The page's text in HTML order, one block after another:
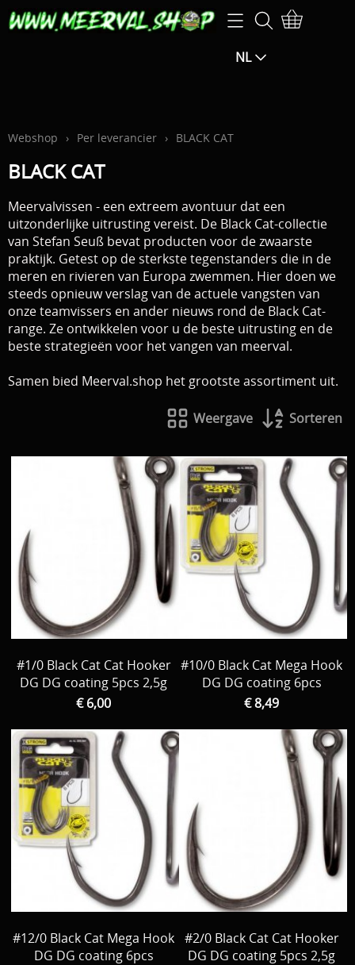
Home
aangegeven prijs (de korting wordt berekend in het
winkelmandje)
Hengels / Molens / Reels
Klein materiaal / Haken
Aas / Kunstaas
Boten en Belly / alle Benodigdheden
Tenten / Aasvisbewaring / Stoelen / Onthaakmatten /
Per leverancier
Kleding
PROMO materiaal
cadeau bon
2e hands 2e kans
Info
Mijn account
F.B.M.
Exclusive guiding
Contact pagina
Gastenboek
Download area
TIPS, Montages and film
Meerval.shop Pro staff
You Tube kanaal
NL
Webshop › Per leverancier › BLACK CAT
BLACK CAT
Meervalvissen - een extreem avontuur dat een
uitzonderlijke uitrusting vereist. De Black Cat-collectie
van Stefan Seuß bevat producten voor de zwaarste
praktijk. Getest op de sterkste tegenstanders die in de
meren en rivieren van Europa zwemmen. Hier doen we
steeds opnieuw verslag van de actuele vangsten van
onze teamvissers en ander nieuws rond de Black Cat-
range. Ze ontwikkelen voor u de beste uitrusting en de
beste strategieën voor het vangen van meerval.
Samen bied Meerval.shop het grootste assortiment uit.
Weergave Sorteren
#1/0 Black Cat Cat Hooker
DG DG coating 5pcs 2,5g
€ 6,00
#10/0 Black Cat Mega Hook
DG DG coating 6pcs
€ 8,49
#12/0 Black Cat Mega Hook
DG DG coating 6pcs
#2/0 Black Cat Cat Hooker
DG DG coating 5pcs 2,5g